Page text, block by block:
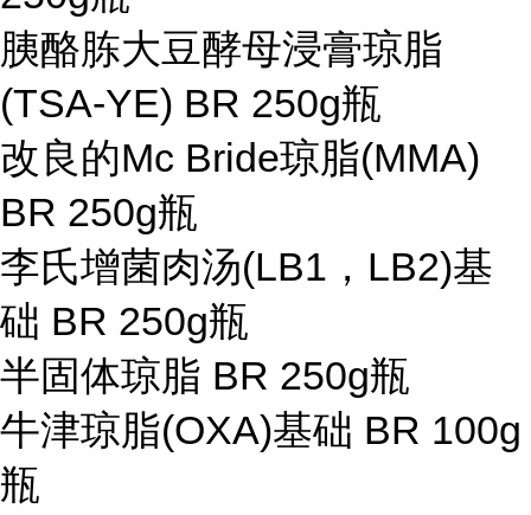
胰酪胨大豆酵母浸膏琼脂
(TSA-YE) BR 250g瓶
改良的Mc Bride琼脂(MMA)
BR 250g瓶
李氏增菌肉汤(LB1，LB2)基
础 BR 250g瓶
半固体琼脂 BR 250g瓶
牛津琼脂(OXA)基础 BR 100g
瓶